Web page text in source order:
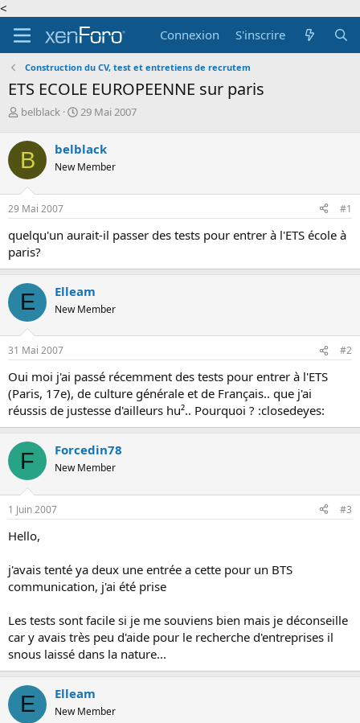
<
Connexion
S'inscrire
Construction du CV, test et entretiens de recrutem
ETS ECOLE EUROPEENNE sur paris
A
t
e
u
r
d
e
a
d
i
s
c
u
i
o
n
belblack
D
e
d
d
u
29 Mai 2007
B belblack
New Member
29 Mai 2007 #1
quelqu'un aurait-il passer des tests pour entrer à l'ETS école à
paris?
E Elleam
New Member
31 Mai 2007 #2
Oui moi j'ai passé récemment des tests pour entrer à l'ETS
(Paris, 17e), de culture générale et de Français.. que j'ai
réussis de justesse d'ailleurs hu².. Pourquoi ? :closedeyes:
F Forcedin78
New Member
1 Juin 2007 #3
Hello,
j'avais tenté ya deux une entrée a cette pour un BTS
communication, j'ai été prise
Les tests sont facile si je me souviens bien mais je déconseille
car y avais très peu d'aide pour le recherche d'entreprises il
snous laissé dans la nature...
E Elleam
New Member